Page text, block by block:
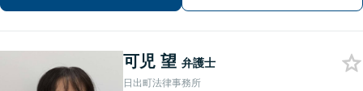
女問題】シングルマザーの法律相談は
可児 望 弁護士
日出町法律事務所